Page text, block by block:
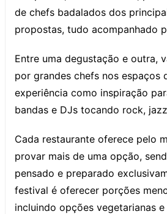
de chefs badalados dos
propostas, tudo acompanhado
Entre uma degustação e outra,
por grandes chefs nos espaços
experiência como inspiração
bandas e DJs tocando rock,
Cada restaurante oferece pelo
provar mais de uma opção,
pensado e preparado
festival é oferecer porções
incluindo opções vegetarianas